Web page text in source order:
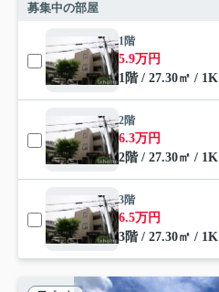
募集中の部屋
1階
5.9万円
1階 / 27.30㎡ / 1K
2階
6.3万円
2階 / 27.30㎡ / 1K
3階
6.5万円
3階 / 27.30㎡ / 1K